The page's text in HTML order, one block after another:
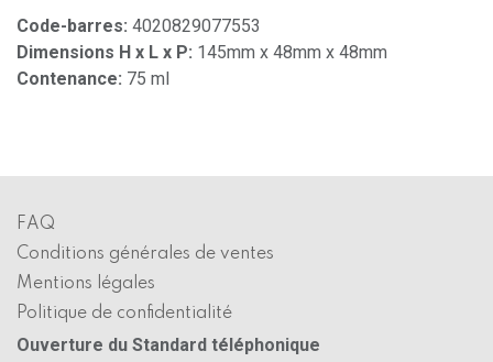
Code-barres: 4020829077553
Dimensions H x L x P: 145mm x 48mm x 48mm
Contenance: 75 ml
FAQ
Conditions générales de ventes
Mentions légales
Politique de confidentialité
Ouverture du Standard téléphonique